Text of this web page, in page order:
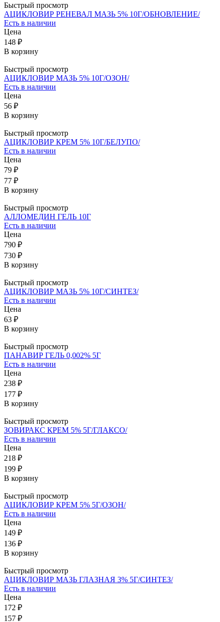
Быстрый просмотр
АЦИКЛОВИР РЕНЕВАЛ МАЗЬ 5% 10Г/ОБНОВЛЕНИЕ/
Есть в наличии
Цена
148 ₽
В корзину
Быстрый просмотр
АЦИКЛОВИР МАЗЬ 5% 10Г/ОЗОН/
Есть в наличии
Цена
56 ₽
В корзину
Быстрый просмотр
АЦИКЛОВИР КРЕМ 5% 10Г/БЕЛУПО/
Есть в наличии
Цена
79 ₽
77 ₽
В корзину
Быстрый просмотр
АЛЛОМЕДИН ГЕЛЬ 10Г
Есть в наличии
Цена
790 ₽
730 ₽
В корзину
Быстрый просмотр
АЦИКЛОВИР МАЗЬ 5% 10Г/СИНТЕЗ/
Есть в наличии
Цена
63 ₽
В корзину
Быстрый просмотр
ПАНАВИР ГЕЛЬ 0,002% 5Г
Есть в наличии
Цена
238 ₽
177 ₽
В корзину
Быстрый просмотр
ЗОВИРАКС КРЕМ 5% 5Г/ГЛАКСО/
Есть в наличии
Цена
218 ₽
199 ₽
В корзину
Быстрый просмотр
АЦИКЛОВИР КРЕМ 5% 5Г/ОЗОН/
Есть в наличии
Цена
149 ₽
136 ₽
В корзину
Быстрый просмотр
АЦИКЛОВИР МАЗЬ ГЛАЗНАЯ 3% 5Г/СИНТЕЗ/
Есть в наличии
Цена
172 ₽
157 ₽